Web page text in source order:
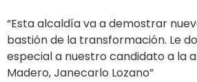
“Esta alcaldía va a demostrar
bastión de la transformación. Le
especial a nuestro candidato a la
Madero, Janecarlo Lozano”